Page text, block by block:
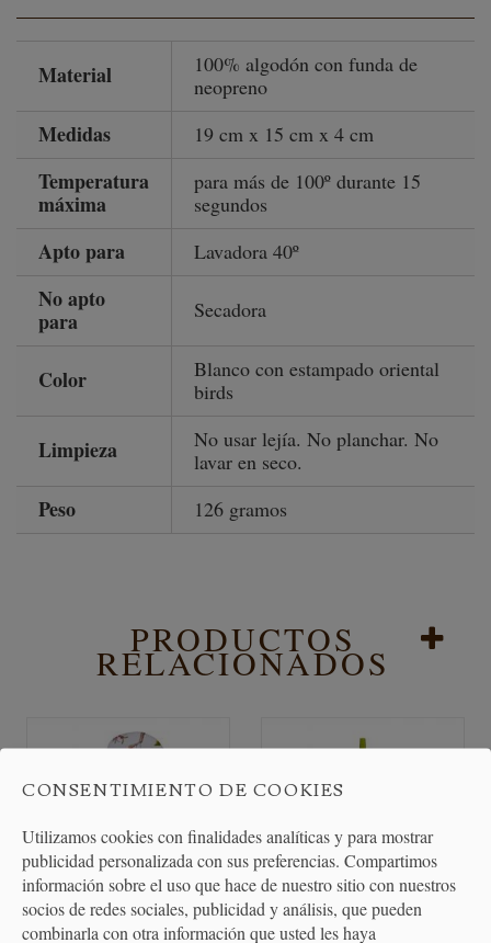
Material
100% algodón con funda de
neopreno
Medidas 19 cm x 15 cm x 4 cm
Temperatura
máxima
para más de 100º durante 15
segundos
Apto para Lavadora 40º
No apto
para
Secadora
Color
Blanco con estampado oriental
birds
Limpieza
No usar lejía. No planchar. No
lavar en seco.
Peso 126 gramos
PRODUCTOS
RELACIONADOS
CONSENTIMIENTO DE COOKIES
Utilizamos cookies con finalidades analíticas y para mostrar
publicidad personalizada con sus preferencias. Compartimos
información sobre el uso que hace de nuestro sitio con nuestros
socios de redes sociales, publicidad y análisis, que pueden
combinarla con otra información que usted les haya